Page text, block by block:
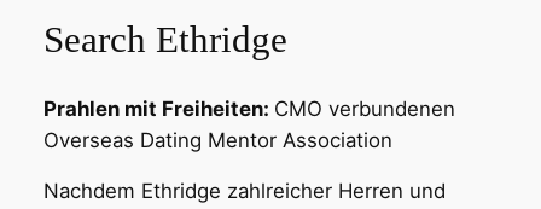
Search Ethridge
Prahlen mit Freiheiten: CMO verbundenen
Overseas Dating Mentor Association
Nachdem Ethridge zahlreicher Herren und